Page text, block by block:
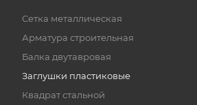
Cетка металлическая
Арматура строительная
Балка двутавровая
Заглушки пластиковые
Квадрат стальной